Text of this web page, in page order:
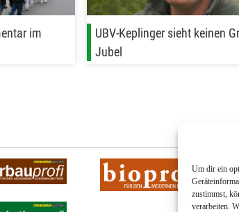
Um dir ein
zustimmst,
verarbeiten.
im
UBV-Keplinger sieht keinen
Jubel